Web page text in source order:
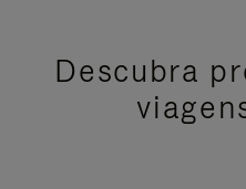
Descubra